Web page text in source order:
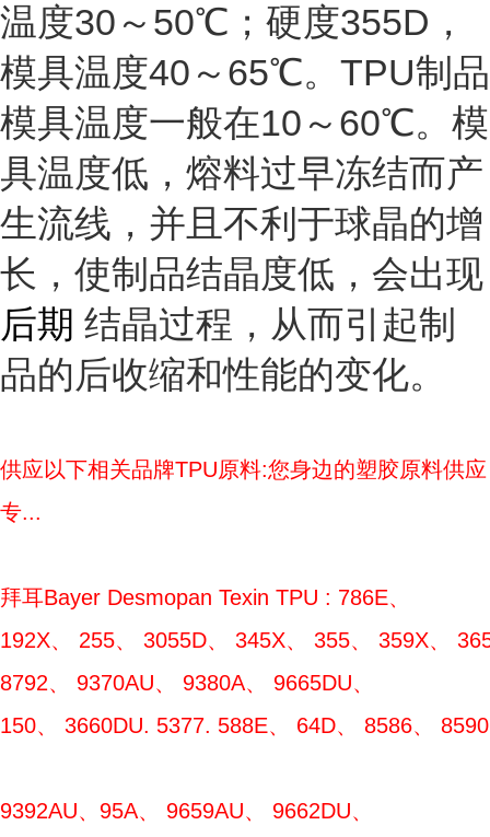
温度30～50℃；硬度355D，
模具温度40～65℃。TPU制品
模具温度一般在10～60℃。模
具温度低，熔料过早冻结而产
生流线，并且不利于球晶的增
长，使制品结晶度低，会出现
后期 结晶过程，从而引起制
品的后收缩和性能的变化。
供应以下相关品牌TPU原料:您身边的塑胶原料供应
专...
拜耳Bayer Desmopan Texin TPU : 786E、
192X、 255、 3055D、 345X、 355、 359X、
8792、 9370AU、 9380A、 9665DU、
150、 3660DU. 5377. 588E、 64D、 8586、
9392AU、95A、 9659AU、 9662DU、